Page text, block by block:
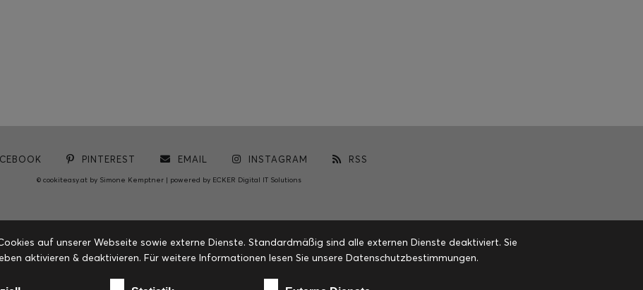
PINTEREST EMAIL INSTAGRAM RSS
© cookiteasy.at by Simone Kemptner | powered by ECKER Digital IT Solutions
auf unserer Webseite sowie externe Dienste. Standardmäßig sind alle externen Dienste deaktiviert. Sie
aktivieren & deaktivieren. Für weitere Informationen lesen Sie unsere Datenschutzbestimmungen.